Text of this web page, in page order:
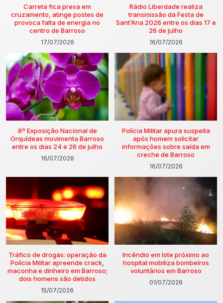
Carreta fica presa em
cruzamento, atinge postes de
provoca falta de energia no
centro de Barroso
17/07/2026
Rádio Liberdade realiza
transmissão da Festa de
Sant’Ana 2026 entre os dias 17 e
26 de julho
16/07/2026
8º Exposição Nacional de
Orquídeas movimenta Barroso
entre os dias 24 e 26 de julho
16/07/2026
Polícia Militar apura suspeita
após homem solicitar
informações sobre saída em
creche de Barroso
16/07/2026
Tráfico de drogas: operação da
Polícia Militar apreende crack,
maconha e dinheiro em Barroso;
dois homens são detidos
15/07/2026
Incêndio em lote próximo ao
hospital mobiliza bombeiros
voluntários em Barroso
01/07/2026